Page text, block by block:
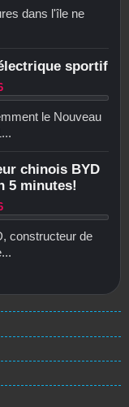
dans l'île ne
sportif
le Nouveau
chinois BYD
5 minutes!
constructeur de